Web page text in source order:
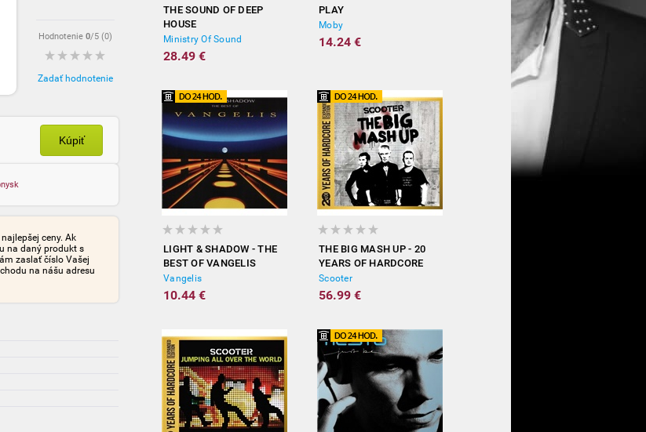
Hodnotenie 0/5 (0)
Zadať hodnotenie
Kúpiť
ceny. Ak
na daný produkt s
zaslať číslo Vašej
na nášu adresu
THE SOUND OF DEEP
HOUSE
Ministry Of Sound
28.49 €
PLAY
Moby
14.24 €
LIGHT & SHADOW - THE
BEST OF VANGELIS
Vangelis
10.44 €
THE BIG MASH UP - 20
YEARS OF HARDCORE
(EXPANDED EDITION)
Scooter
56.99 €